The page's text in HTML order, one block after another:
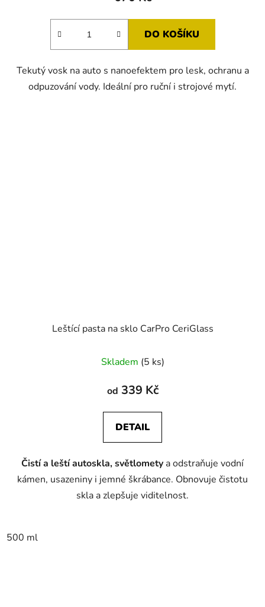
DO KOŠÍKU
Tekutý vosk na auto s nanoefektem pro lesk, ochranu a
odpuzování vody. Ideální pro ruční i strojové mytí.
Leštící pasta na sklo CarPro CeriGlass
hodnocení
produktu
5,0
z
hvězdiček.
Skladem (5 ks)
od 339 Kč
DETAIL
Čistí a leští autoskla, světlomety a odstraňuje vodní
kámen, usazeniny i jemné škrábance. Obnovuje čistotu
skla a zlepšuje viditelnost.
500 ml